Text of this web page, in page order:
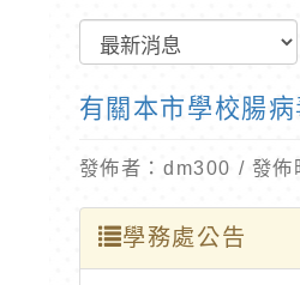
有關本市學校腸
發佈者：dm300 / 發
學務處公告